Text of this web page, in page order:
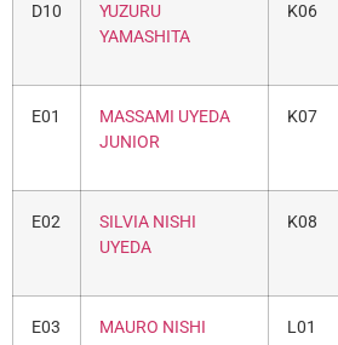
D10
YUZURU
YAMASHITA
K06
E01
MASSAMI UYEDA
JUNIOR
K07
E02
SILVIA NISHI
UYEDA
K08
E03 MAURO NISHI L01